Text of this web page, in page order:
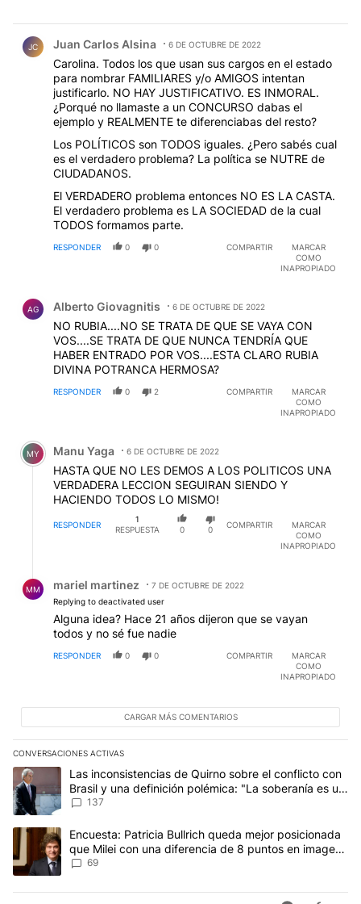
JC Juan Carlos Alsina 6 DE OCTUBRE DE 2022
Carolina. Todos los que usan sus cargos en el estado
para nombrar FAMILIARES y/o AMIGOS intentan
justificarlo. NO HAY JUSTIFICATIVO. ES INMORAL.
¿Porqué no llamaste a un CONCURSO dabas el
ejemplo y REALMENTE te diferenciabas del resto?
Los POLÍTICOS son TODOS iguales. ¿Pero sabés cual
es el verdadero problema? La política se NUTRE de
CIUDADANOS.
El VERDADERO problema entonces NO ES LA CASTA.
El verdadero problema es LA SOCIEDAD de la cual
TODOS formamos parte.
RESPONDER 0 0 COMPARTIR
MARCAR
COMO
INAPROPIADO
AG Alberto Giovagnitis 6 DE OCTUBRE DE 2022
NO RUBIA....NO SE TRATA DE QUE SE VAYA CON
VOS....SE TRATA DE QUE NUNCA TENDRÍA QUE
HABER ENTRADO POR VOS....ESTA CLARO RUBIA
DIVINA POTRANCA HERMOSA?
RESPONDER 0 2 COMPARTIR
MARCAR
COMO
INAPROPIADO
Comentario de Manu Yaga.
MY Manu Yaga 6 DE OCTUBRE DE 2022
HASTA QUE NO LES DEMOS A LOS POLITICOS UNA
VERDADERA LECCION SEGUIRAN SIENDO Y
HACIENDO TODOS LO MISMO!
RESPONDER
1
RESPUESTA
0 0
COMPARTIR
MARCAR
COMO
INAPROPIADO
MM mariel martinez
7 DE OCTUBRE DE 2022
Replying to deactivated user
Alguna idea? Hace 21 años dijeron que se vayan
todos y no sé fue nadie
RESPONDER 0 0 COMPARTIR
MARCAR
COMO
INAPROPIADO
CARGAR MÁS COMENTARIOS
CONVERSACIONES ACTIVAS
Este listado muestra los artículos con más comentarios en los
Un artículo de tendencia con el título "Las inconsistencias de
Las inconsistencias de Quirno sobre el conflicto con
Brasil y una definición polémica: "La soberanía es un
concepto antiguo"
137
Un artículo de tendencia con el título "Encuesta: Patricia
Encuesta: Patricia Bullrich queda mejor posicionada
que Milei con una diferencia de 8 puntos en imagen
negativa
69